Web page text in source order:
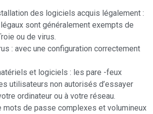
des logiciels acquis légalement :
sont généralement exempts de
ou de virus.
: avec une configuration correctement
et logiciels : les pare -feux
utilisateurs non autorisés d’essayer
ordinateur ou à votre réseau.
mots de passe complexes et volumineux